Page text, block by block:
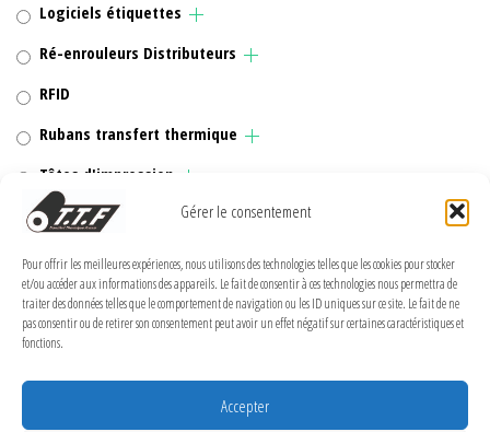
Gérer le consentement
Pour offrir les meilleures expériences, nous utilisons des technologies telles que les cookies pour stocker
et/ou accéder aux informations des appareils. Le fait de consentir à ces technologies nous permettra de
traiter des données telles que le comportement de navigation ou les ID uniques sur ce site. Le fait de ne
pas consentir ou de retirer son consentement peut avoir un effet négatif sur certaines caractéristiques et
fonctions.
Accepter
Logiciels étiquettes
Ré-enrouleurs Distributeurs
RFID
Rubans transfert thermique
Têtes d'impression
MENTIONS LÉGALES
Politique de confidentialité
Conditions Générales de Vente